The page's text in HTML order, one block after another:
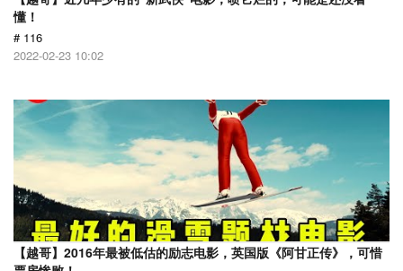
懂！
# 116
2022-02-23 10:02
【越哥】2016年最被低估的励志电影，英国版《阿甘正传》，可惜